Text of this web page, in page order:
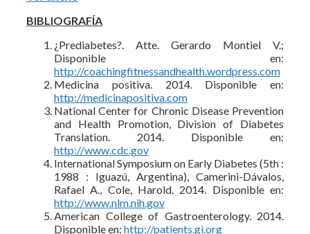
BIBLIOGRAFÍA
¿Prediabetes?. Atte. Gerardo Montiel V.;
Disponible en:
http://coachingfitnessandhealth.wordpress.com
Medicina positiva. 2014. Disponible en:
http://medicinapositiva.com
National Center for Chronic Disease Prevention
and Health Promotion, Division of Diabetes
Translation. 2014. Disponible en:
http://www.cdc.gov
International Symposium on Early Diabetes (5th :
1988 : Iguazú, Argentina), Camerini-Dávalos,
Rafael A., Cole, Harold. 2014. Disponible en:
http://www.nlm.nih.gov
American College of Gastroenterology. 2014.
Disponible en: http://patients.gi.org